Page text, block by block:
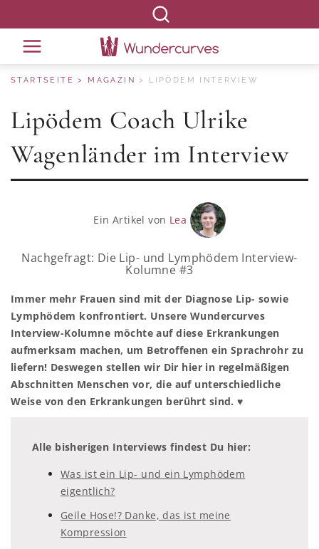
STARTSEITE MAGAZIN LIPÖDEM INTERVIEW
Lipödem Coach Ulrike
Wagenländer im Interview
Ein Artikel von Lea
Nachgefragt: Die Lip- und Lymphödem Interview-
Kolumne #3
Immer mehr Frauen sind mit der Diagnose Lip- sowie
Lymphödem konfrontiert. Unsere Wundercurves
Interview-Kolumne möchte auf diese Erkrankungen
aufmerksam machen, um Betroffenen ein Sprachrohr zu
liefern! Deswegen stellen wir Dir hier in regelmäßigen
Abschnitten Menschen vor, die auf unterschiedliche
Weise von den Erkrankungen berührt sind. ♥
Alle bisherigen Interviews findest Du hier:
Was ist ein Lip- und ein Lymphödem
eigentlich?
Geile Hose!? Danke, das ist meine
Kompression